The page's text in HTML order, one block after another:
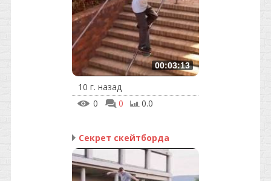
00:03:13
10 г. назад
0
0 0.0
Секрет скейтборда